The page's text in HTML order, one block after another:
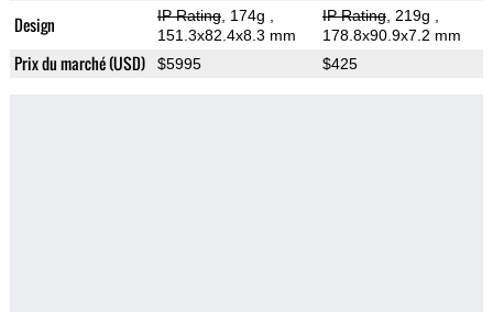
Design IP Rating, 174g
151.3x82.4x8.3 mm
IP Rating, 219g
178.8x90.9x7.2 mm
Prix du marché (USD) $5995 $425